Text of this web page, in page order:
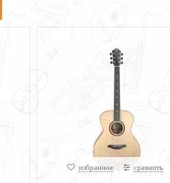
избранное сравнить